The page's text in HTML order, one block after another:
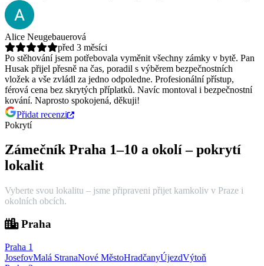
Alice Neugebauerová
před 3 měsíci
Po stěhování jsem potřebovala vyměnit všechny zámky v bytě. Pan
Husak přijel přesně na čas, poradil s výběrem bezpečnostních
vložek a vše zvládl za jedno odpoledne. Profesionální přístup,
férová cena bez skrytých příplatků. Navíc montoval i bezpečnostní
kování. Naprosto spokojená, děkuji!
Přidat recenzi
Pokrytí
Zámečník Praha 1–10 a okolí – pokrytí
lokalit
Vyberte svou lokalitu – jsme připraveni přijet kamkoliv v Praze i
okolních obcích.
Praha
Praha 1
JosefovMalá StranaNové MěstoHradčanyÚjezdVýtoň